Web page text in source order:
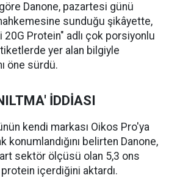
Danone, pazartesi günü
sunduğu şikâyette,
20G Protein" adlı çok porsiyonlu
yer alan bilgiyle
öne sürdü.
İDDİASI
kendi markası Oikos Pro'ya
konumlandığını belirten Danone,
sektör ölçüsü olan 5,3 ons
içerdiğini aktardı.